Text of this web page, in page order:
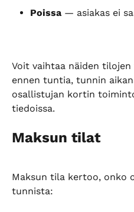
Poissa — asiakas ei
Voit vaihtaa näiden
ennen tuntia, tunnin
osallistujan kortin
tiedoissa.
Maksun tilat
Maksun tila kertoo, onko
tunnista: